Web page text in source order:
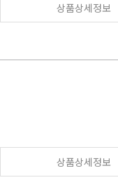
상품상세정보
상품상세정보